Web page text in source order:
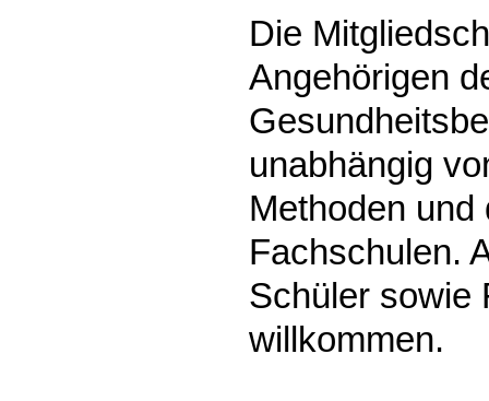
Die
Angehörigen
unabhängig
Methoden
Fachschulen.
Schüler sowie
willkommen.